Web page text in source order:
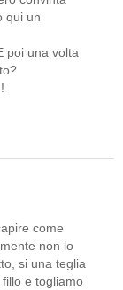
qui un
poi una volta
come
non lo
si una teglia
e togliamo